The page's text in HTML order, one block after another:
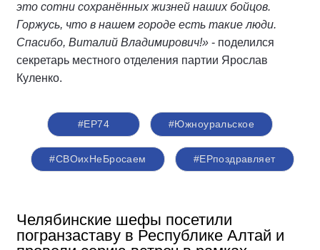
это сотни сохранённых жизней наших бойцов.
Горжусь, что в нашем городе есть такие люди.
Спасибо, Виталий Владимирович!» - поделился
секретарь местного отделения партии Ярослав
Куленко.
#ЕР74 #Южноуральское
#СВОихНеБросаем #ЕРпоздравляет
Челябинские шефы посетили
погранзаставу в Республике Алтай и